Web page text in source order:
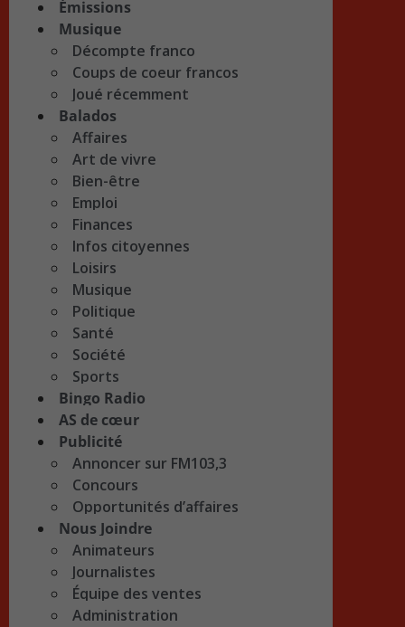
Émissions
Musique
Décompte franco
Coups de coeur francos
Joué récemment
Balados
Affaires
Art de vivre
Bien-être
Emploi
Finances
Infos citoyennes
Loisirs
Musique
Politique
Santé
Société
Sports
Bingo Radio
AS de cœur
Publicité
Annoncer sur FM103,3
Concours
Opportunités d’affaires
Nous Joindre
Animateurs
Journalistes
Équipe des ventes
Administration